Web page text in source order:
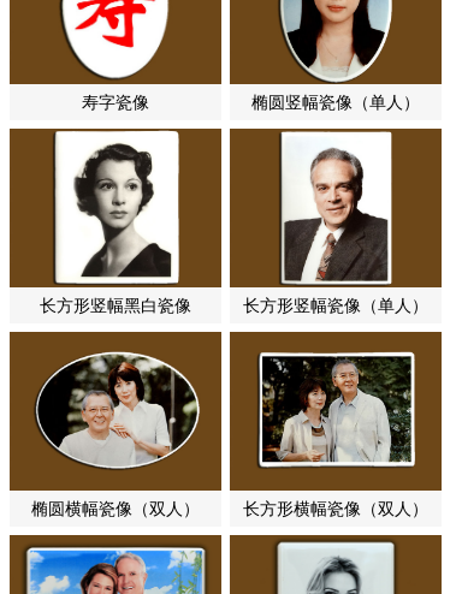
寿字瓷像 椭圆竖幅瓷像（单人）
长方形竖幅黑白瓷像
长方形竖幅瓷像（单人）
椭圆横幅瓷像（双人） 长方形横幅瓷像（双人）